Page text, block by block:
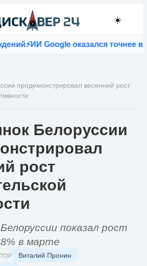
☀️
⚡ИИ Google оказался точнее
продемонстрировал весенний рост
Белоруссии
рост
показал рост
в марте
Виталий Пронин